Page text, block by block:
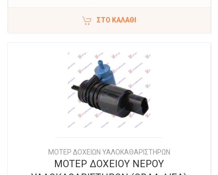
ΣΤΟ ΚΑΛΆΘΙ
ΜΟΤΕΡ ΔΟΧΕΙΩΝ ΥΑΛΟΚΑΘΑΡΙΣΤΗΡΩΝ
ΜΟΤΕΡ ΔΟΧΕΙΟΥ ΝΕΡΟΥ